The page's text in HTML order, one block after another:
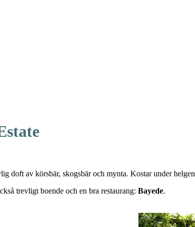
doft av körsbär, skogsbär och mynta. Kostar under helgen
trevligt boende och en bra restaurang: Bayede.